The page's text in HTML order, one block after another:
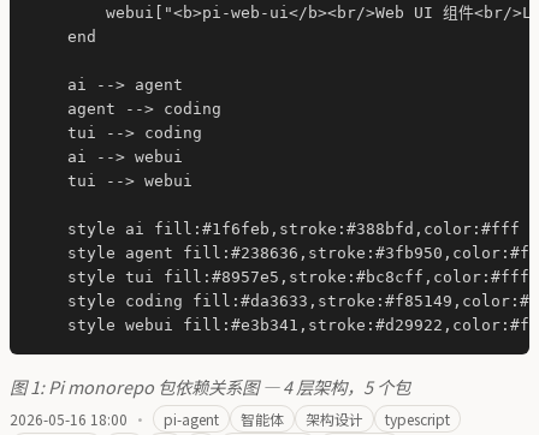
webui["<b>pi-web-ui</b><br/>Web UI 组件<br/
    end
    ai --> agent
    agent --> coding
    tui --> coding
    ai --> webui
    tui --> webui
    style ai fill:#1f6feb,stroke:#388bfd,color:#fff
style agent
    style tui fill:#8957e5,stroke:#bc8cff,color:#fff
style coding
图 1: Pi monorepo 包依赖关系图 — 4 层架构，5 个包
2026-05-16 18:00 · pi-agent 智能体 架构设计
typescript